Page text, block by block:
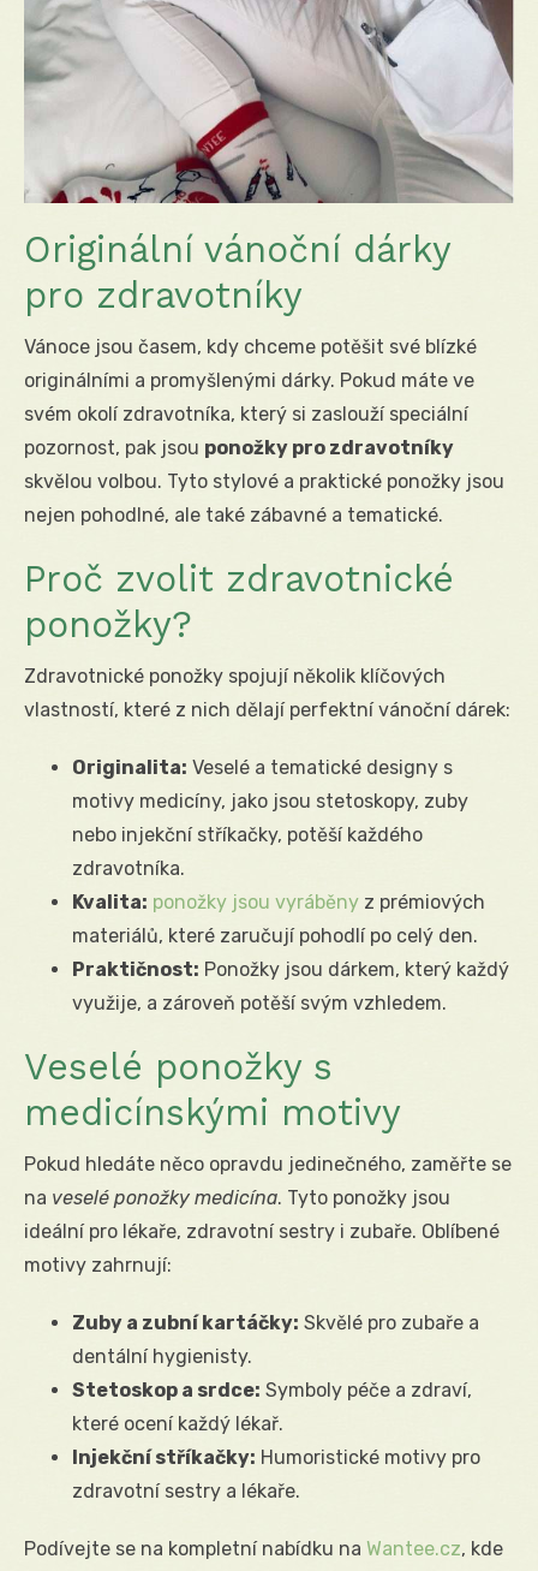
Originální vánoční dárky
pro zdravotníky
Vánoce jsou časem, kdy chceme potěšit své blízké
originálními a promyšlenými dárky. Pokud máte ve
svém okolí zdravotníka, který si zaslouží speciální
pozornost, pak jsou ponožky pro zdravotníky
skvělou volbou. Tyto stylové a praktické ponožky jsou
nejen pohodlné, ale také zábavné a tematické.
Proč zvolit zdravotnické
ponožky?
Zdravotnické ponožky spojují několik klíčových
vlastností, které z nich dělají perfektní vánoční dárek:
Originalita: Veselé a tematické designy s
motivy medicíny, jako jsou stetoskopy, zuby
nebo injekční stříkačky, potěší každého
zdravotníka.
Kvalita: ponožky jsou vyráběny z prémiových
materiálů, které zaručují pohodlí po celý den.
Praktičnost: Ponožky jsou dárkem, který každý
využije, a zároveň potěší svým vzhledem.
Veselé ponožky s
medicínskými motivy
Pokud hledáte něco opravdu jedinečného, zaměřte se
na veselé ponožky medicína. Tyto ponožky jsou
ideální pro lékaře, zdravotní sestry i zubaře. Oblíbené
motivy zahrnují:
Zuby a zubní kartáčky: Skvělé pro zubaře a
dentální hygienisty.
Stetoskop a srdce: Symboly péče a zdraví,
které ocení každý lékař.
Injekční stříkačky: Humoristické motivy pro
zdravotní sestry a lékaře.
Podívejte se na kompletní nabídku na Wantee.cz, kde